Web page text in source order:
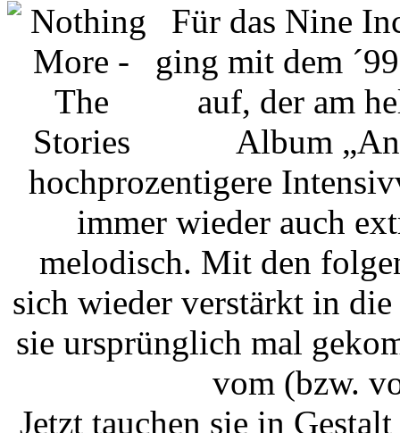
Für das Nine
ging mit dem
auf, der am
Album
hochprozentigere
immer wieder auch
melodisch. Mit den
sich wieder verstärkt in
sie ursprünglich mal
vom (bzw.
Jetzt tauchen sie in